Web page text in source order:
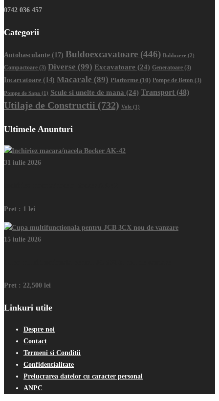
0742 036 457
Categorii
Autobasculante (17) Buldoexcavatoare (446) Buldozere (2)
Compactoare (3) Diverse (99) Excavatoare (24) Generatoare (3)
Incarcatoare (14) Macarale (89) Platforme (10) Pompe de Beton (3)
Pompe de Sapa (1) Scule si unelte de mana (24) Transport (48)
Utilaje de Constructii (732) Vole (1)
Ultimele Anunturi
31 iulie 2026
Pret : 1 lei
15 iulie 2026
Pret : 22,500 lei
Linkuri utile
Despre noi
Contact
Termeni si Conditii
Confidentialitate
Prelucrarea datelor cu caracter personal
ANPC